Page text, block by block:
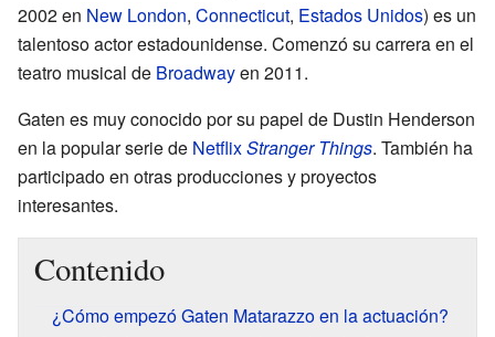
2002 en New London, Connecticut, Estados Unidos) es un
talentoso actor estadounidense. Comenzó su carrera en el
teatro musical de Broadwayen 2011.
Gaten es muy conocido por su papel de Dustin Henderson
en la popular serie de NetflixStranger Things. También ha
participado en otras producciones y proyectos
interesantes.
Contenido
¿Cómo empezó Gaten Matarazzo en la actuación?